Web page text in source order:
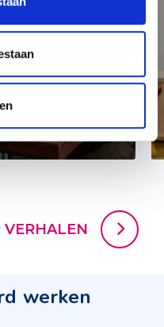
VERHALEN
werken